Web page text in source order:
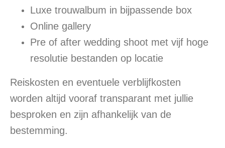
Luxe trouwalbum in bijpassende box
Online gallery
Pre of after wedding shoot met vijf hoge
resolutie bestanden op locatie
Reiskosten en eventuele verblijfkosten
worden altijd vooraf transparant met jullie
besproken en zijn afhankelijk van de
bestemming.